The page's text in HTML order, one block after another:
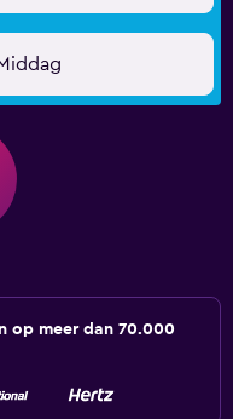
op meer dan 70.000